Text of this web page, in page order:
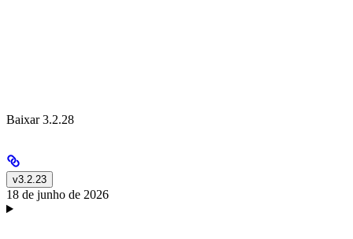
Baixar 3.2.28
v3.2.23
18 de junho de 2026